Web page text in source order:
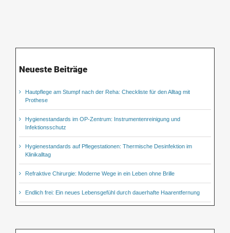
Neueste Beiträge
Hautpflege am Stumpf nach der Reha: Checkliste für den Alltag mit
Prothese
Hygienestandards im OP-Zentrum: Instrumentenreinigung und
Infektionsschutz
Hygienestandards auf Pflegestationen: Thermische Desinfektion im
Klinikalltag
Refraktive Chirurgie: Moderne Wege in ein Leben ohne Brille
Endlich frei: Ein neues Lebensgefühl durch dauerhafte Haarentfernung